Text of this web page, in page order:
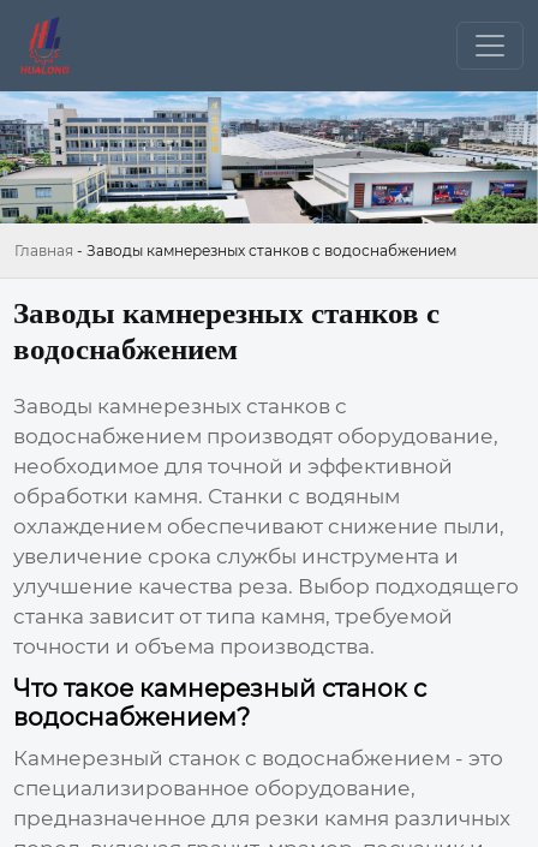
Главная - Заводы камнерезных станков с водоснабжением
Заводы камнерезных станков с
водоснабжением
Заводы камнерезных станков с
водоснабжением производят оборудование,
необходимое для точной и эффективной
обработки камня. Станки с водяным
охлаждением обеспечивают снижение пыли,
увеличение срока службы инструмента и
улучшение качества реза. Выбор подходящего
станка зависит от типа камня, требуемой
точности и объема производства.
Что такое камнерезный станок с
водоснабжением?
Камнерезный станок с водоснабжением - это
специализированное оборудование,
предназначенное для резки камня различных